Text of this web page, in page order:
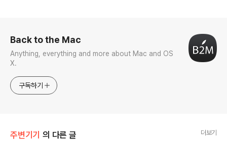
Back to the Mac
Anything, everything and more about Mac and OS
X.
구독하기
주변기기 의 다른 글 더보기